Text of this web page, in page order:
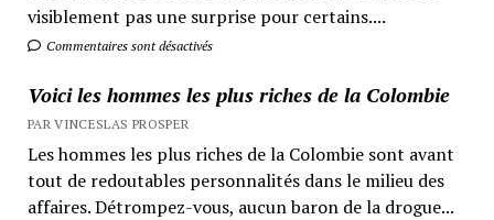
visiblement pas une surprise pour certains....
Commentaires sont désactivés
Voici les hommes les plus riches de la Colombie
PAR VINCESLAS PROSPER
Les hommes les plus riches de la Colombie sont avant
tout de redoutables personnalités dans le milieu des
affaires. Détrompez-vous, aucun baron de la drogue...